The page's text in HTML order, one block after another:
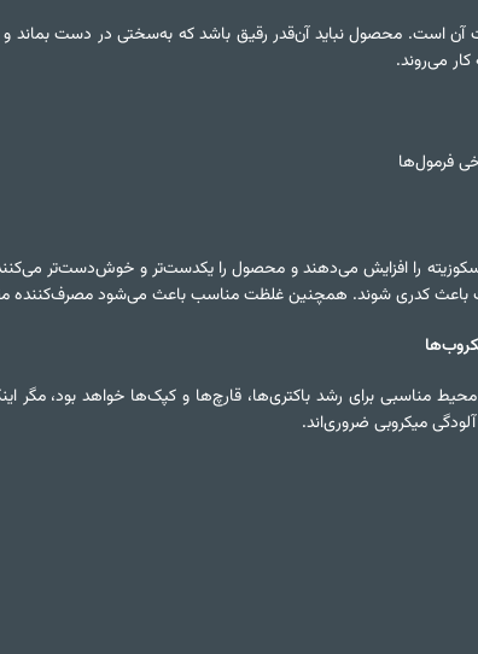
است. محصول نباید آن‌قدر رقیق باشد که به‌سختی در دست بماند و
می‌روند.
فرمول‌ها
ویسکوزیته را افزایش می‌دهند و محصول را یکدست‌تر و خوش‌دست‌تر
باعث کدری شوند. همچنین غلظت مناسب باعث می‌شود مصرف‌کننده
مناسبی برای رشد باکتری‌ها، قارچ‌ها و کپک‌ها خواهد بود، مگر
میکروبی ضروری‌اند.